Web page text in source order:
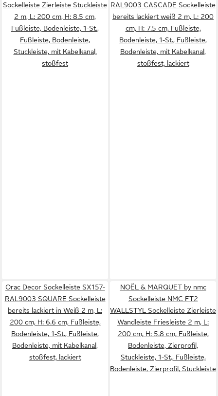
Sockelleiste Zierleiste Stuckleiste
2 m, L: 200 cm, H: 8.5 cm,
Fußleiste, Bodenleiste, 1-St.,
Fußleiste, Bodenleiste,
Stuckleiste, mit Kabelkanal,
stoßfest
RAL9003 CASCADE Sockelleiste
bereits lackiert weiß 2 m, L: 200
cm, H: 7.5 cm, Fußleiste,
Bodenleiste, 1-St., Fußleiste,
Bodenleiste, mit Kabelkanal,
stoßfest, lackiert
Orac Decor Sockelleiste SX157-
RAL9003 SQUARE Sockelleiste
bereits lackiert in Weiß 2 m, L:
200 cm, H: 6.6 cm, Fußleiste,
Bodenleiste, 1-St., Fußleiste,
Bodenleiste, mit Kabelkanal,
stoßfest, lackiert
NOËL & MARQUET by nmc
Sockelleiste NMC FT2
WALLSTYL Sockelleiste Zierleiste
Wandleiste Friesleiste 2 m, L:
200 cm, H: 5.8 cm, Fußleiste,
Bodenleiste, Zierprofil,
Stuckleiste, 1-St., Fußleiste,
Bodenleiste, Zierprofil, Stuckleiste